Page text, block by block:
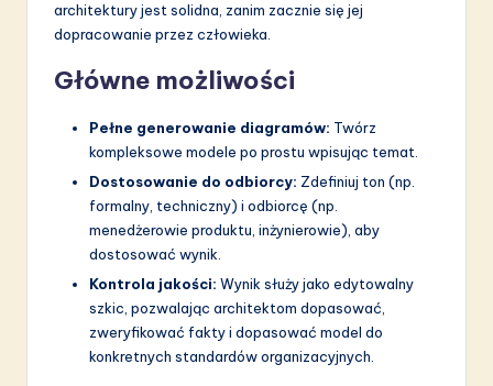
architektury jest solidna, zanim zacznie się jej
dopracowanie przez człowieka.
Główne możliwości
Pełne generowanie diagramów: Twórz
kompleksowe modele po prostu wpisując temat.
Dostosowanie do odbiorcy: Zdefiniuj ton (np.
formalny, techniczny) i odbiorcę (np.
menedżerowie produktu, inżynierowie), aby
dostosować wynik.
Kontrola jakości: Wynik służy jako edytowalny
szkic, pozwalając architektom dopasować,
zweryfikować fakty i dopasować model do
konkretnych standardów organizacyjnych.